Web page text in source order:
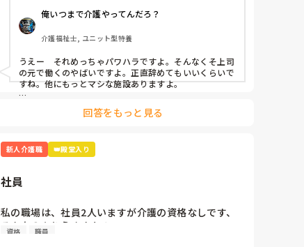
「お前邪魔」「お前がやれよ」「は？なんで？」
同期の子、他の職員の方とも話したのですが
「A(上司)って言い方きついよね」「昭和の思考ってい
うか…自分の思い通りにならないとキレるからね」
と。
いい時もあります。利用者様の前では絶対怒らないで
乗り越え方ってありますか？気にしない方法…
さっきも「ティッシュ早く取りに行けよ！！」と…
「どこにあるか分かりません」と言うと「あそこにあ
るからね」と教えて頂きました。
俺いつまで介護やってんだろ？
介護福祉士, ユニット型特養
うえー　それめっちゃパワハラですよ。そんなくそ上司
の元で働くのやばいですよ。正直辞めてもいいくらいで
すね。他にもっとマシな施設ありますよ。
乗り越え方としては
どうせこいつは怒るだろうって思って、気にしない。
昭和気質な方って高圧的な言動が多いので、オニギリさ
んが仕事を覚えて1人前になって仕事で見返す。
ることに気づいてないので、時代が遅れてるんですよ。
一番最強なのはボイスレコーダーでそいつのなめ腐った
発言録音して、出るとこ出ちゃうこと。
回答をもっと見る
新人介護職 👑殿堂入り
社員
私の職場は、社員2人いますが介護の資格なしです、
そんなのありえますか？
資格 職員